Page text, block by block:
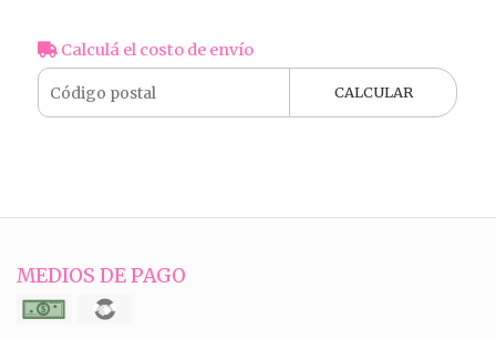
Calculá el costo de envío
CALCULAR
MEDIOS DE PAGO